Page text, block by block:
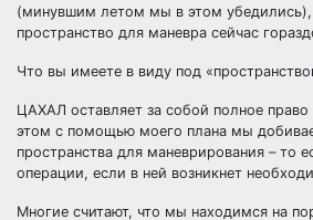
(минувшим летом мы в этом
пространство для маневра сейчас
Что вы имеете в виду под
ЦАХАЛ оставляет за собой полное право
этом с помощью моего плана мы
пространства для маневрирования – то
операции, если в ней возникнет
Многие считают, что мы находимся на